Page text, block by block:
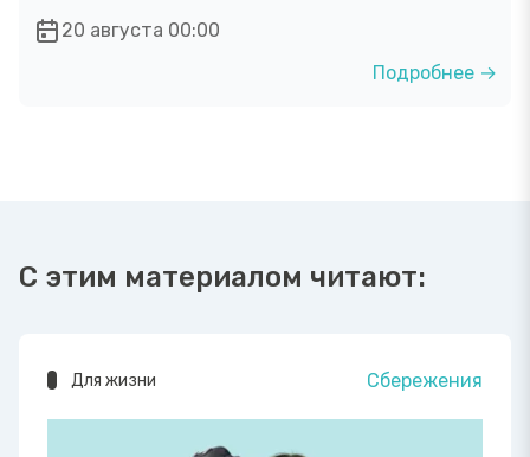
20 августа 00:00
Подробнее →
С этим материалом читают:
Для жизни Сбережения